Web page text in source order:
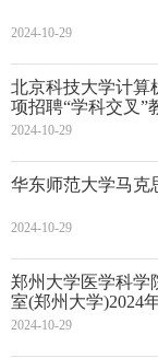
2024-10-29
北京科技大学计算
项招聘“学科交叉”
2024-10-29
华东师范大学马克
2024-10-29
郑州大学医学科学
室(郑州大学)2024
2024-10-29